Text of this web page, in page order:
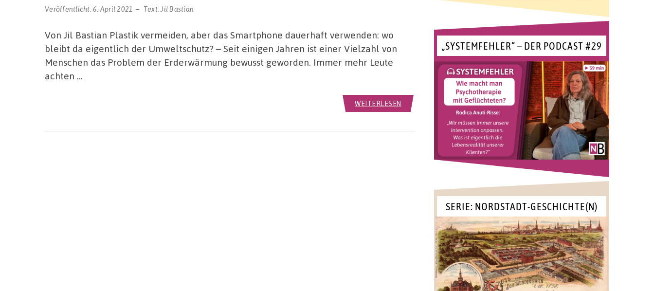
Veröffentlicht:6. April 2021 Text: Jil Bastian
Von Jil Bastian Plastik vermeiden, aber das Smartphone dauerhaft verwenden: wo
bleibt da eigentlich der Umweltschutz? – Seit einigen Jahren ist einer Vielzahl von
Menschen das Problem der Erderwärmung bewusst geworden. Immer mehr Leute
achten …
WEITERLESEN
„SYSTEMFEHLER“ – DER PODCAST #29
SERIE: NORDSTADT-GESCHICHTE(N)